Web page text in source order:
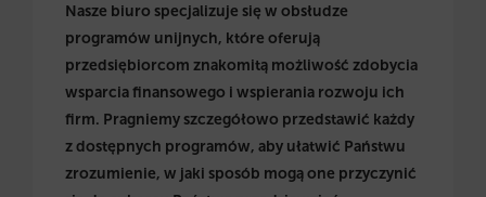
Nasze biuro specjalizuje się w obsłudze
programów unijnych, które oferują
przedsiębiorcom znakomitą możliwość zdobycia
wsparcia finansowego i wspierania rozwoju ich
firm. Pragniemy szczegółowo przedstawić każdy
z dostępnych programów, aby ułatwić Państwu
zrozumienie, w jaki sposób mogą one przyczynić